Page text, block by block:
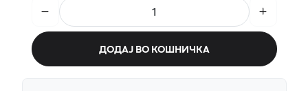
ДОДАЈ ВО КОШНИЧКА